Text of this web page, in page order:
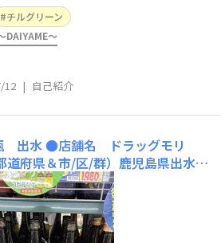
ごく幸せです✨串木野の濵田酒造
話になります😆よろしくお願い
チルグリーン
DAIYAME～
12 | 自己紹介
出水●店舗名 ドラッグモリ
府県＆市/区/群）鹿児島県出水市
ホップ、マーガオのチルグリー
●おすすめポイント こちらのお店
いてくれてます。ホップとマーガ
升瓶を購